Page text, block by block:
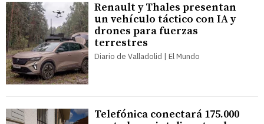
Renault y Thales presentan
un vehículo táctico con IA y
drones para fuerzas
terrestres
Diario de Valladolid | El Mundo
Telefónica conectará 175.000